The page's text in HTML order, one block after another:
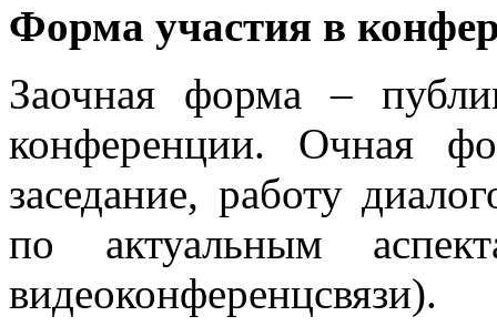
Форма участия в
Заочная форма –
конференции. Очная
заседание, работу
по актуальным
видеоконференцсвязи).